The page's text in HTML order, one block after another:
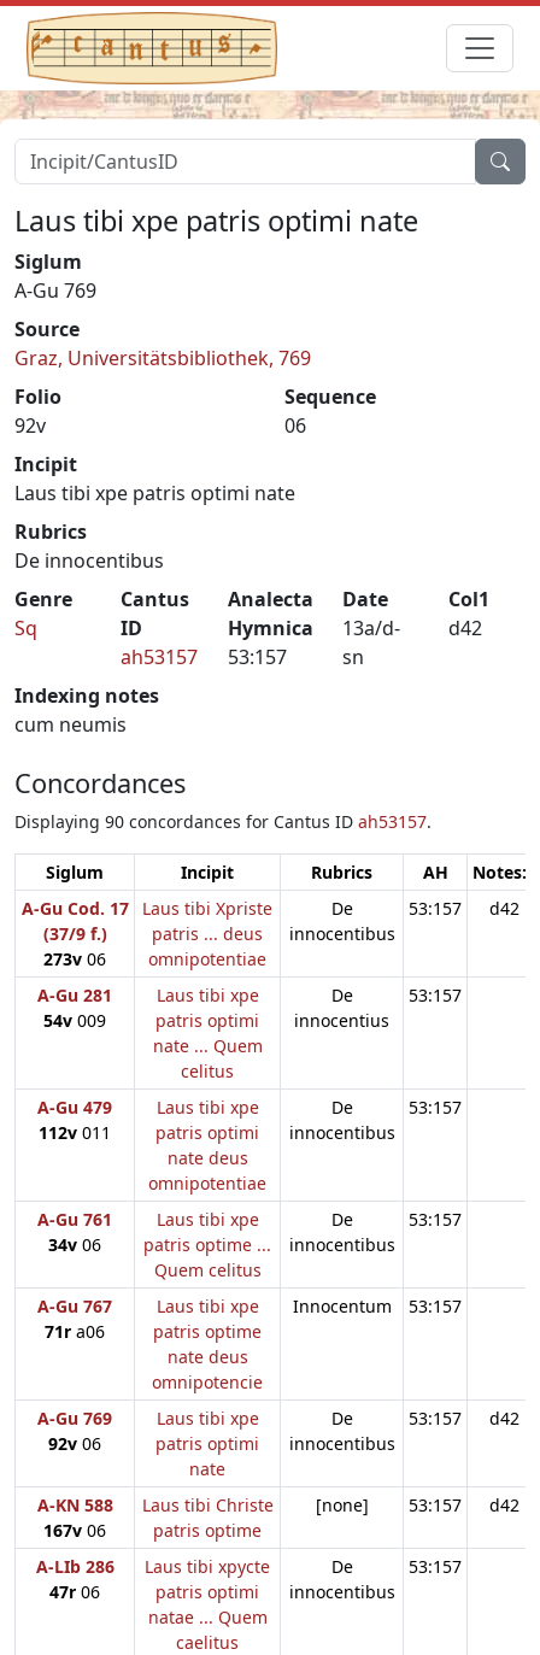
Laus tibi xpe patris optimi nate
Siglum
A-Gu 769
Source
Graz, Universitätsbibliothek, 769
Folio
92v
Sequence
06
Incipit
Laus tibi xpe patris optimi nate
Rubrics
De innocentibus
Genre
Sq
Cantus
ID
ah53157
Analecta
Hymnica
53:157
Date
13a/d-
sn
Col1
d42
Indexing notes
cum neumis
Concordances
Displaying 90 concordances for Cantus ID ah53157.
Siglum Incipit Rubrics AH
Notes:1
A-Gu Cod. 17
(37/9 f.)
273v 06
Laus tibi Xpriste
patris ... deus
omnipotentiae
De
innocentibus
53:157 d42
A-Gu 281
54v 009
Laus tibi xpe
patris optimi
nate ... Quem
celitus
De
innocentius
53:157
A-Gu 479
112v 011
Laus tibi xpe
patris optimi
nate deus
omnipotentiae
De
innocentibus
53:157
A-Gu 761
34v 06
Laus tibi xpe
patris optime ...
Quem celitus
De
innocentibus
53:157
A-Gu 767
71r a06
Laus tibi xpe
patris optime
nate deus
omnipotencie
Innocentum 53:157
A-Gu 769
92v 06
Laus tibi xpe
patris optimi
nate
De
innocentibus
53:157 d42
A-KN 588
167v 06
Laus tibi Christe
patris optime
[none] 53:157 d42
A-LIb 286
47r 06
Laus tibi xpycte
patris optimi
natae ... Quem
caelitus
De
innocentibus
53:157